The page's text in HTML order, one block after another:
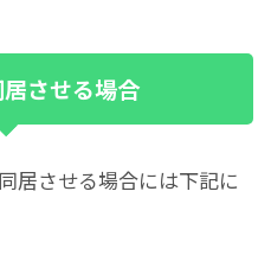
させる場合
居させる場合には下記に